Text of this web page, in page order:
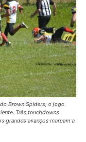
Brown Spiders, o jogo
Três touchdowns
grandes avanços marcam a